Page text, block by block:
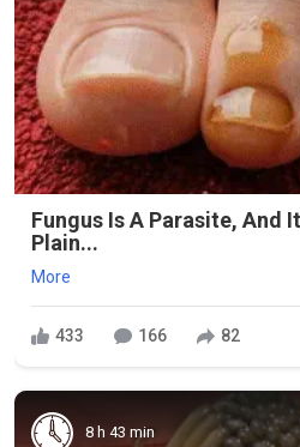
Fungus Is A Parasite, And
Plain...
More
433 166 82
8 h 43 min